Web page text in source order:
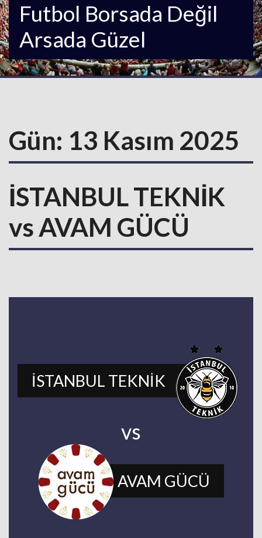
Futbol Borsada Değil
Arsada Güzel
Gün: 13 Kasım 2025
İSTANBUL TEKNİK
vs AVAM GÜCÜ
İSTANBUL TEKNİK
vs
AVAM GÜCÜ